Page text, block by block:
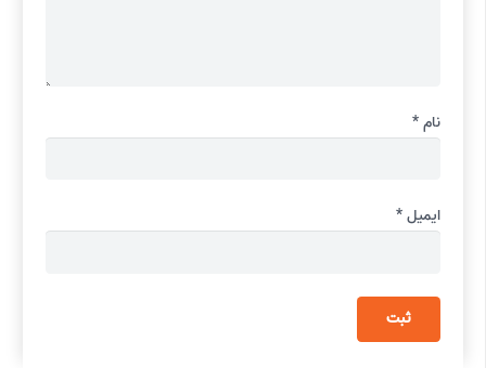
نام*
ایمیل*